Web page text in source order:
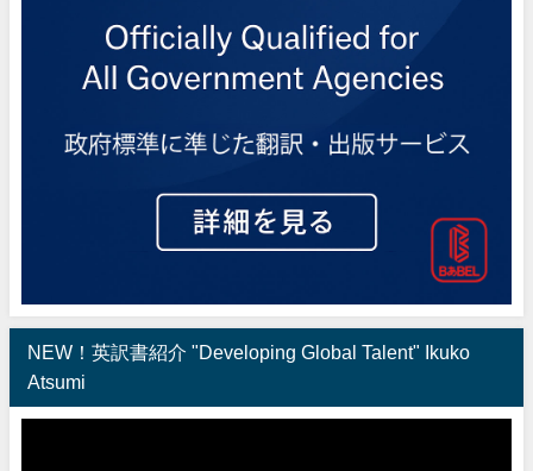
NEW！英訳書紹介 "Developing Global Talent" Ikuko
Atsumi